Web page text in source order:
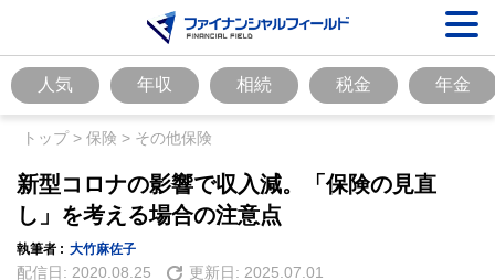
人気 年収 相続 税金 年金
トップ> 保険 > その他保険
新型コロナの影響で収入減。「保険の見直
し」を考える場合の注意点
執筆者 : 大竹麻佐子
配信日: 2020.08.25 更新日: 2025.07.01